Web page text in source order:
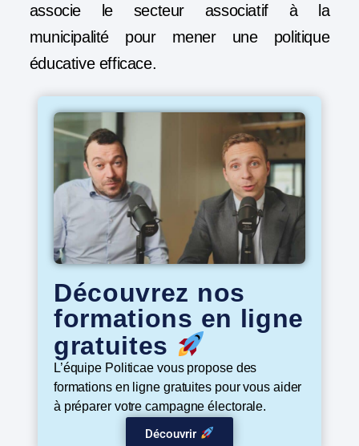
associe le secteur associatif à la
municipalité pour mener une politique
éducative efficace.
Découvrez nos
formations en ligne
gratuites
L’équipe Politicae vous propose des
formations en ligne gratuites pour vous aider
à préparer votre campagne électorale.
Découvrir